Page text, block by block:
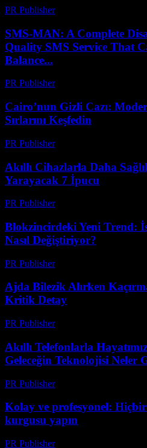
PR Publisher-
SMS-MAN: A Complete
Quality SMS Service That
Balance...
PR Publisher-
Cairo’nun Gizli Cazı:
Sırlarını Keşfedin
PR Publisher-
Akıllı Cihazlarla Daha
Yarayacak 7 İpucu
PR Publisher-
Blokzincirdeki Yeni Trend:
Nasıl Değiştiriyor?
PR Publisher-
Ajda Bilezik Alırken
Kritik Detay
PR Publisher-
Akıllı Telefonlarla
Geleceğin Teknolojisi Neler
PR Publisher-
Kolay ve profesyonel:
kurgusu yapın
PR Publisher-